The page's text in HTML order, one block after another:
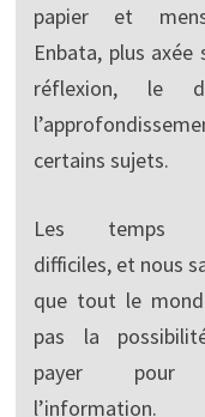
papier et
Enbata, plus axée
réflexion, le
certains sujets.
Les temps
difficiles, et nous
que tout le
pas la
payer
l’information.